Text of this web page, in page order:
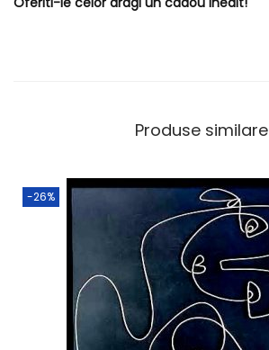
Produse similare
-26%